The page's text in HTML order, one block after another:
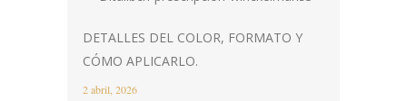
DETALLES DEL COLOR, FORMATO Y
CÓMO APLICARLO.
2 abril, 2026